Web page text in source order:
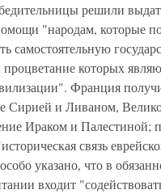
решили
"народам, которые
самостоятельную
процветание которых
Франция
Сирией и Ливаном,
Ираком и Палестиной;
связь
указано, что в
входит